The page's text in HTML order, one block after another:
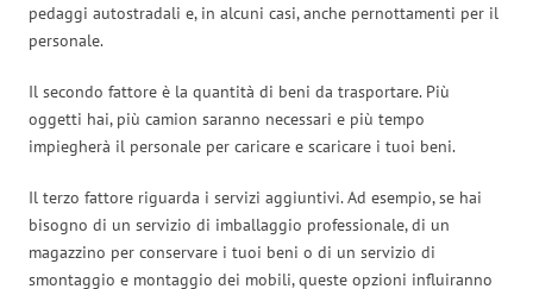
pedaggi autostradali e, in alcuni casi, anche pernottamenti per il
personale.
Il secondo fattore è la quantità di beni da trasportare. Più
oggetti hai, più camion saranno necessari e più tempo
impiegherà il personale per caricare e scaricare i tuoi beni.
Il terzo fattore riguarda i servizi aggiuntivi. Ad esempio, se hai
bisogno di un servizio di imballaggio professionale, di un
magazzino per conservare i tuoi beni o di un servizio di
smontaggio e montaggio dei mobili, queste opzioni influiranno